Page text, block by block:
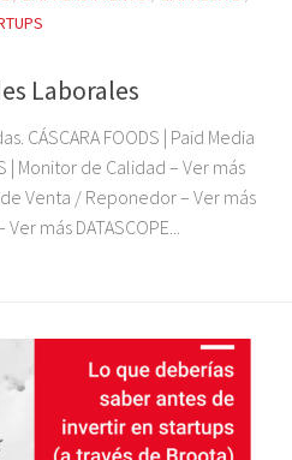
Laborales
CÁSCARA FOODS | Paid Media
| Monitor de Calidad – Ver más
de Venta / Reponedor – Ver más
más DATASCOPE...